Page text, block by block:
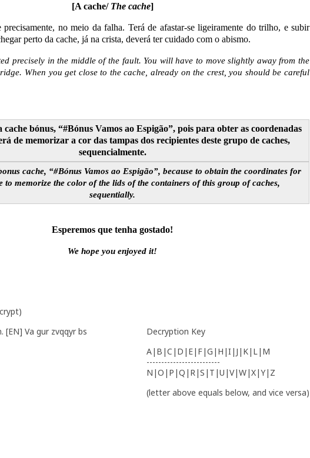
[A cache/ The cache]
precisamente, no meio da falha. Terá de afastar-se ligeiramente do trilho, e subir
perto da cache, já na crista, deverá ter cuidado com o abismo.
precisely in the middle of the fault. You will have to move slightly away from the
When you get close to the cache, already on the crest, you should be careful
cache bónus, “#Bónus Vamos ao Espigão”, pois para obter as coordenadas
de memorizar a cor das tampas dos recipientes deste grupo de caches,
sequencialmente.
cache, “#Bónus Vamos ao Espigão”, because to obtain the coordinates for
to memorize the color of the lids of the containers of this group of caches,
sequentially.
Esperemos que tenha gostado!
We hope you enjoyed it!
)
[EN] Va gur zvqqyr bs
Decryption Key
A|B|C|D|E|F|G|H|I|J|K|L|M
-------------------------
N|O|P|Q|R|S|T|U|V|W|X|Y|Z
(letter above equals below, and vice versa)